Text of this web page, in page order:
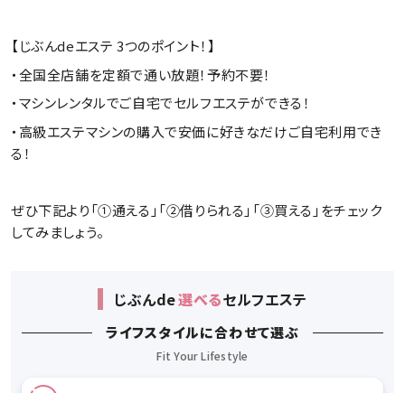
【じぶんdeエステ 3つのポイント！】
・全国全店舗を定額で通い放題！予約不要！
・マシンレンタルでご自宅でセルフエステができる！
・高級エステマシンの購入で安価に好きなだけご自宅利用でき
る！
ぜひ下記より「①通える」「②借りられる」「③買える」をチェック
してみましょう。
じぶんde選べるセルフエステ
ライフスタイルに合わせて選ぶ